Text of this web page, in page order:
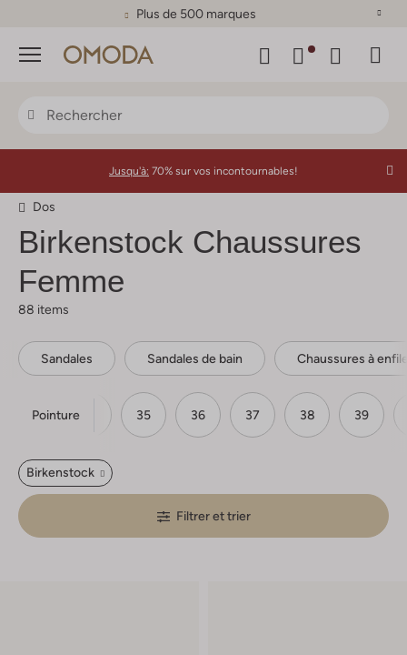
Plus de 500 marques
Menu
Jusqu'à: 70% sur vos incontournables!
Dos
Birkenstock Chaussures
Femme
88 items
Sandales Sandales de bain Chaussures à
Pointure
33 35 36 37 38 39
Birkenstock
Filtrer et trier